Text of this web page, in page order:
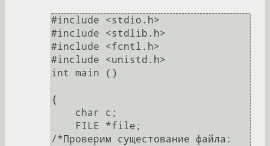
#include <stdio.h>
#include <stdlib.h>
#include <fcntl.h>
#include <unistd.h>
int main ()
{
/*Проверим сущестование файла: